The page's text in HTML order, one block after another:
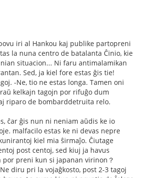
iri al Hankou kaj publike partopreni
la nuna centro de batalanta Ĉinio, kie
situacion... Ni faru antimalamikan
Sed, ja kiel fore estas ĝis tie!
-Ne, tio ne estas longa. Tamen oni
kelkajn tagojn por rifuĝo dum
riparo de bombarddetruita relo.
ĉar ĝis nun ni neniam aŭdis ke io
malfacilo estas ke ni devas nepre
kiel mia ŝirmaĵo. Ĉiutage
post centoj, sed kiuj ja havus
por preni kun si japanan virinon？
diru pri la vojaĝkosto, post 2-3 tagoj